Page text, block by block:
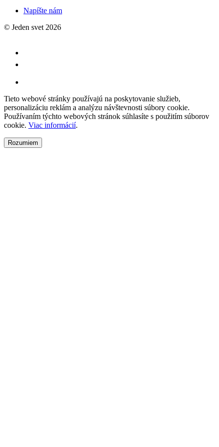
Napíšte nám
© Jeden svet 2026
Tieto webové stránky používajú na poskytovanie služieb,
personalizáciu reklám a analýzu návštevnosti súbory cookie.
Používaním týchto webových stránok súhlasíte s použitím súborov
cookie. Viac informácií.
Rozumiem